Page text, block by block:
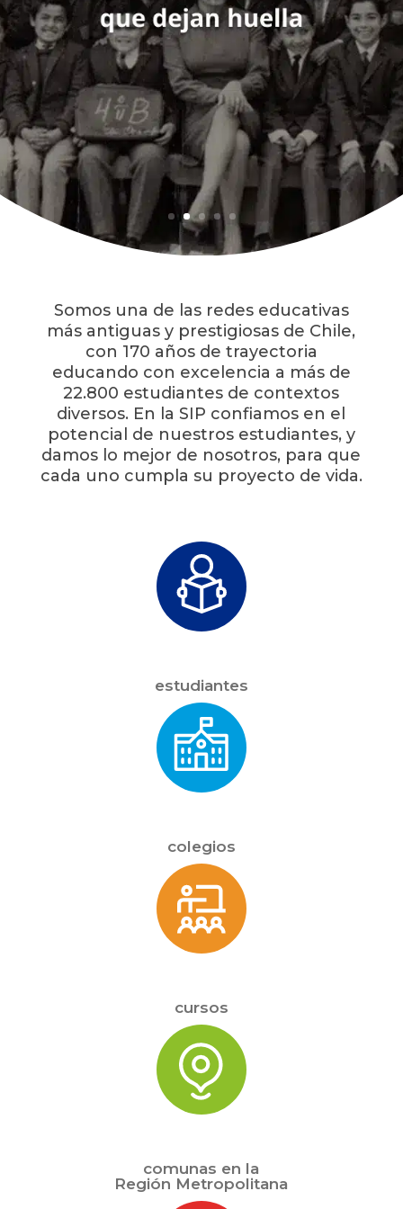
Somos una de las redes educativas
más antiguas y prestigiosas de Chile,
con 170 años de trayectoria
educando con excelencia a más de
22.800 estudiantes de contextos
diversos. En la SIP confiamos en el
potencial de nuestros estudiantes, y
damos lo mejor de nosotros, para que
cada uno cumpla su proyecto de vida.
estudiantes
colegios
cursos
comunas en la
Región Metropolitana